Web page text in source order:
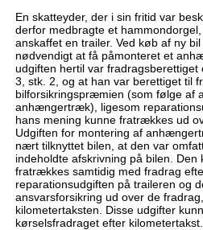
En skatteyder, der i sin fritid var
derfor medbragte et
anskaffet en trailer. Ved køb af ny
nødvendigt at få påmonteret et
udgiften hertil var
3, stk. 2, og at han var berettiget til
bilforsikringspræmien (som følge af
anhængertræk), ligesom
hans mening kunne fratrækkes ud
Udgiften for montering af
nært tilknyttet bilen, at den var
indeholdte afskrivning på bilen. Den
fratrækkes samtidig med fradrag
reparationsudgiften på traileren og
ansvarsforsikring ud over de
kilometertaksten. Disse udgifter
kørselsfradraget efter